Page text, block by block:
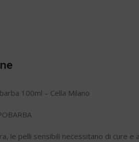
100ml – Cella Milano
le pelli sensibili necessitano di cure